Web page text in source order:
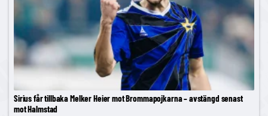
Sirius får tillbaka Melker Heier mot Brommapojkarna – avstängd senast
mot Halmstad